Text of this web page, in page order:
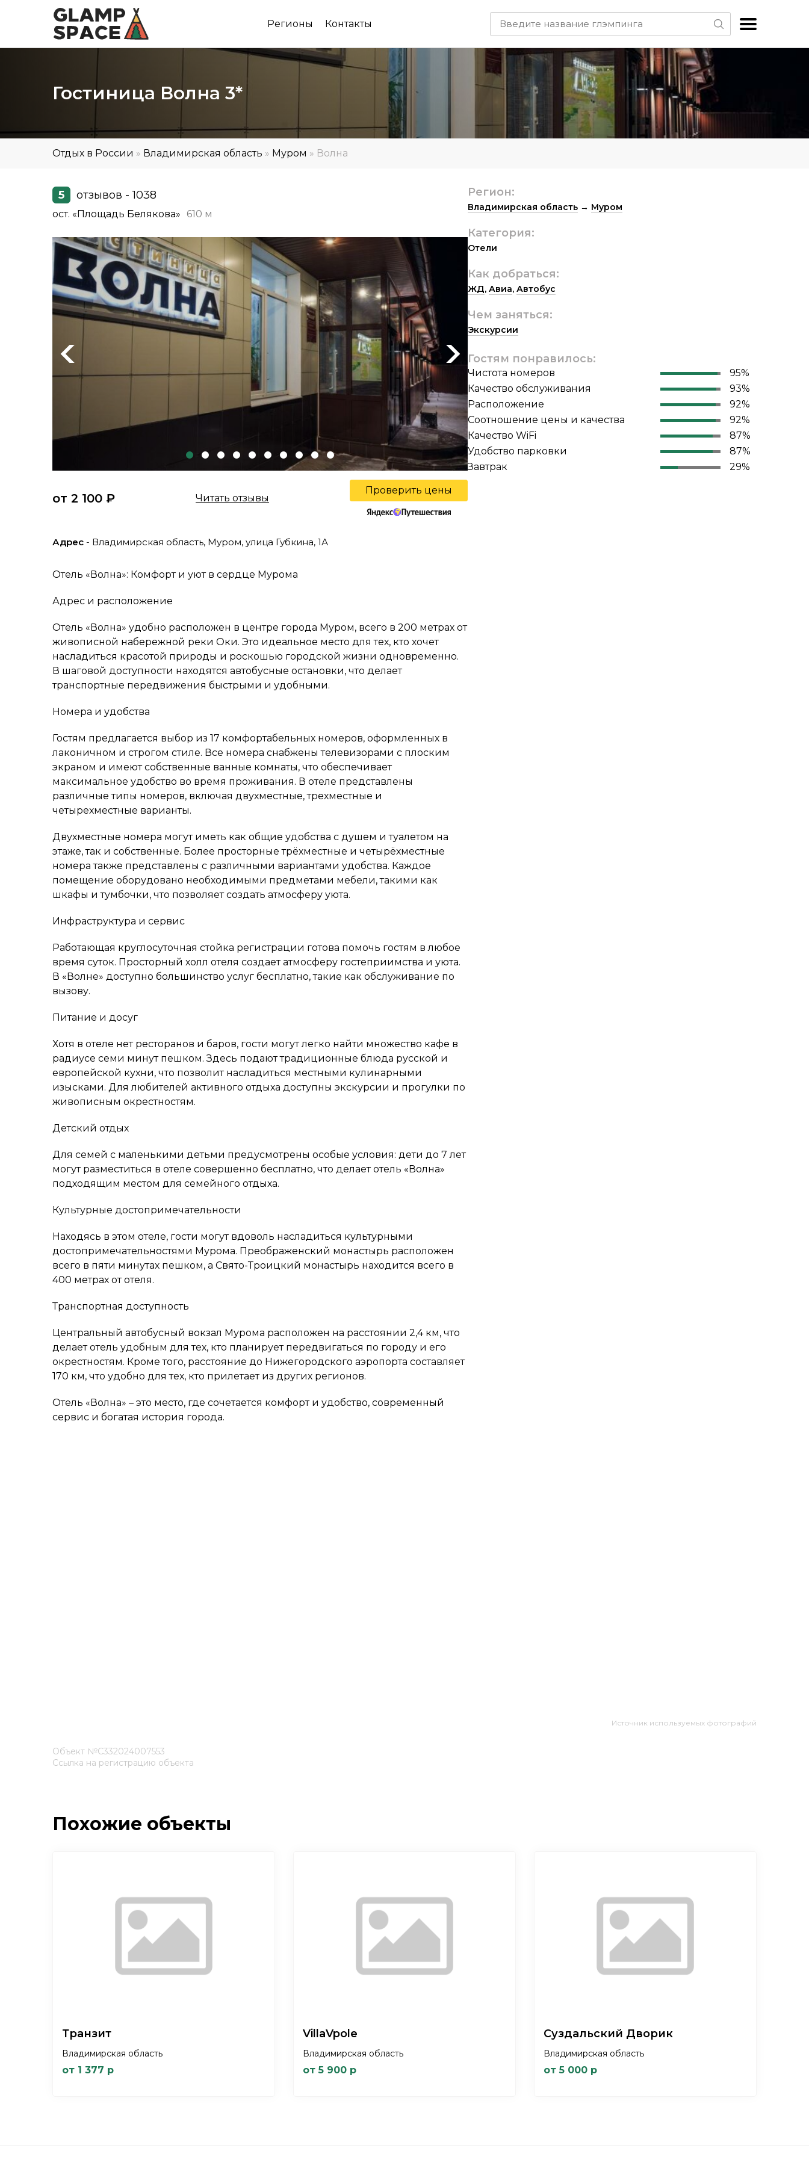
Регионы Контакты
Гостиница Волна 3*
Отдых в России » Владимирская область » Муром » Волна
5 отзывов - 1038
ост. «Площадь Белякова» 610 м
Previous Next
от 2 100 ₽ Читать отзывы
Проверить цены
Адрес - Владимирская область, Муром, улица Губкина, 1А
Отель «Волна»: Комфорт и уют в сердце Мурома
Адрес и расположение
Отель «Волна» удобно расположен в центре города Муром, всего в 200 метрах от
живописной набережной реки Оки. Это идеальное место для тех, кто хочет
насладиться красотой природы и роскошью городской жизни одновременно.
В шаговой доступности находятся автобусные остановки, что делает
транспортные передвижения быстрыми и удобными.
Номера и удобства
Гостям предлагается выбор из 17 комфортабельных номеров, оформленных в
лаконичном и строгом стиле. Все номера снабжены телевизорами с плоским
экраном и имеют собственные ванные комнаты, что обеспечивает
максимальное удобство во время проживания. В отеле представлены
различные типы номеров, включая двухместные, трехместные и
четырехместные варианты.
Двухместные номера могут иметь как общие удобства с душем и туалетом на
этаже, так и собственные. Более просторные трёхместные и четырёхместные
номера также представлены с различными вариантами удобства. Каждое
помещение оборудовано необходимыми предметами мебели, такими как
шкафы и тумбочки, что позволяет создать атмосферу уюта.
Инфраструктура и сервис
Работающая круглосуточная стойка регистрации готова помочь гостям в любое
время суток. Просторный холл отеля создает атмосферу гостеприимства и уюта.
В «Волне» доступно большинство услуг бесплатно, такие как обслуживание по
вызову.
Питание и досуг
Хотя в отеле нет ресторанов и баров, гости могут легко найти множество кафе в
радиусе семи минут пешком. Здесь подают традиционные блюда русской и
европейской кухни, что позволит насладиться местными кулинарными
изысками. Для любителей активного отдыха доступны экскурсии и прогулки по
живописным окрестностям.
Детский отдых
Для семей с маленькими детьми предусмотрены особые условия: дети до 7 лет
могут разместиться в отеле совершенно бесплатно, что делает отель «Волна»
подходящим местом для семейного отдыха.
Культурные достопримечательности
Находясь в этом отеле, гости могут вдоволь насладиться культурными
достопримечательностями Мурома. Преображенский монастырь расположен
всего в пяти минутах пешком, а Свято-Троицкий монастырь находится всего в
400 метрах от отеля.
Транспортная доступность
Центральный автобусный вокзал Мурома расположен на расстоянии 2,4 км, что
делает отель удобным для тех, кто планирует передвигаться по городу и его
окрестностям. Кроме того, расстояние до Нижегородского аэропорта составляет
170 км, что удобно для тех, кто прилетает из других регионов.
Отель «Волна» – это место, где сочетается комфорт и удобство, современный
сервис и богатая история города.
Регион:
Владимирская область → Муром
Категория:
Отели
Как добраться:
ЖД, Авиа, Автобус
Чем заняться:
Экскурсии
Гостям понравилось:
Чистота номеров
95%
Качество обслуживания
93%
Расположение
92%
Соотношение цены и качества
92%
Качество WiFi
87%
Удобство парковки
87%
Завтрак
29%
Источник используемых фотографий
Объект №С332024007553
Ссылка на регистрацию объекта
Похожие объекты
Транзит
Владимирская область
от 1 377 р
VillaVpole
Владимирская область
от 5 900 р
Суздальский Дворик
Владимирская область
от 5 000 р